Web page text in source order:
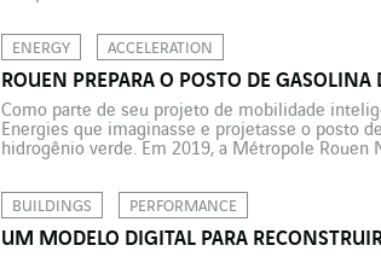
ENERGY ACCELERATION
ROUEN PREPARA O POSTO DE GASOLINA
Como parte de seu projeto de mobilidade
Energies que imaginasse e projetasse o posto
hidrogênio verde. Em 2019, a Métropole
no […]
BUILDINGS PERFORMANCE
UM MODELO DIGITAL PARA